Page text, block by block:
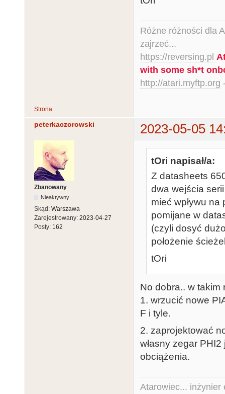
Różne różności dla
zajrzeć...
https://reversing.pl
with some sh*t
http://atari.myftp.org
Strona
peterkaczorowski 2023-05-05
Zbanowany
Nieaktywny
Skąd: Warszawa
Zarejestrowany: 2023-04-27
Posty: 162
tOri napisał/a:
Z datasheets
dwa wejścia
mieć wpływu
pomijane w
(czyli dosyć
położenie
tOri
No dobra.. w takim
1. wrzucić nowe
F i tyle.
2. zaprojektować
własny zegar
obciążenia.
Atarowiec... inżynier